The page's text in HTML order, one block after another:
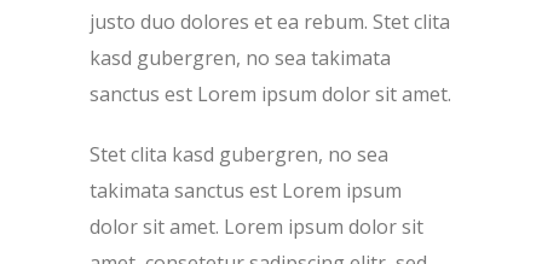
justo duo dolores et ea rebum. Stet clita
kasd gubergren, no sea takimata
sanctus est Lorem ipsum dolor sit amet.
Stet clita kasd gubergren, no sea
takimata sanctus est Lorem ipsum
dolor sit amet. Lorem ipsum dolor sit